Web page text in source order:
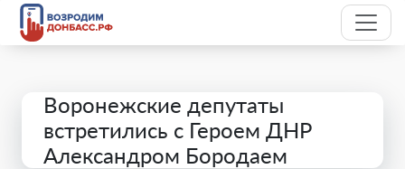
Воронежские депутаты
встретились с Героем ДНР
Александром Бородаем